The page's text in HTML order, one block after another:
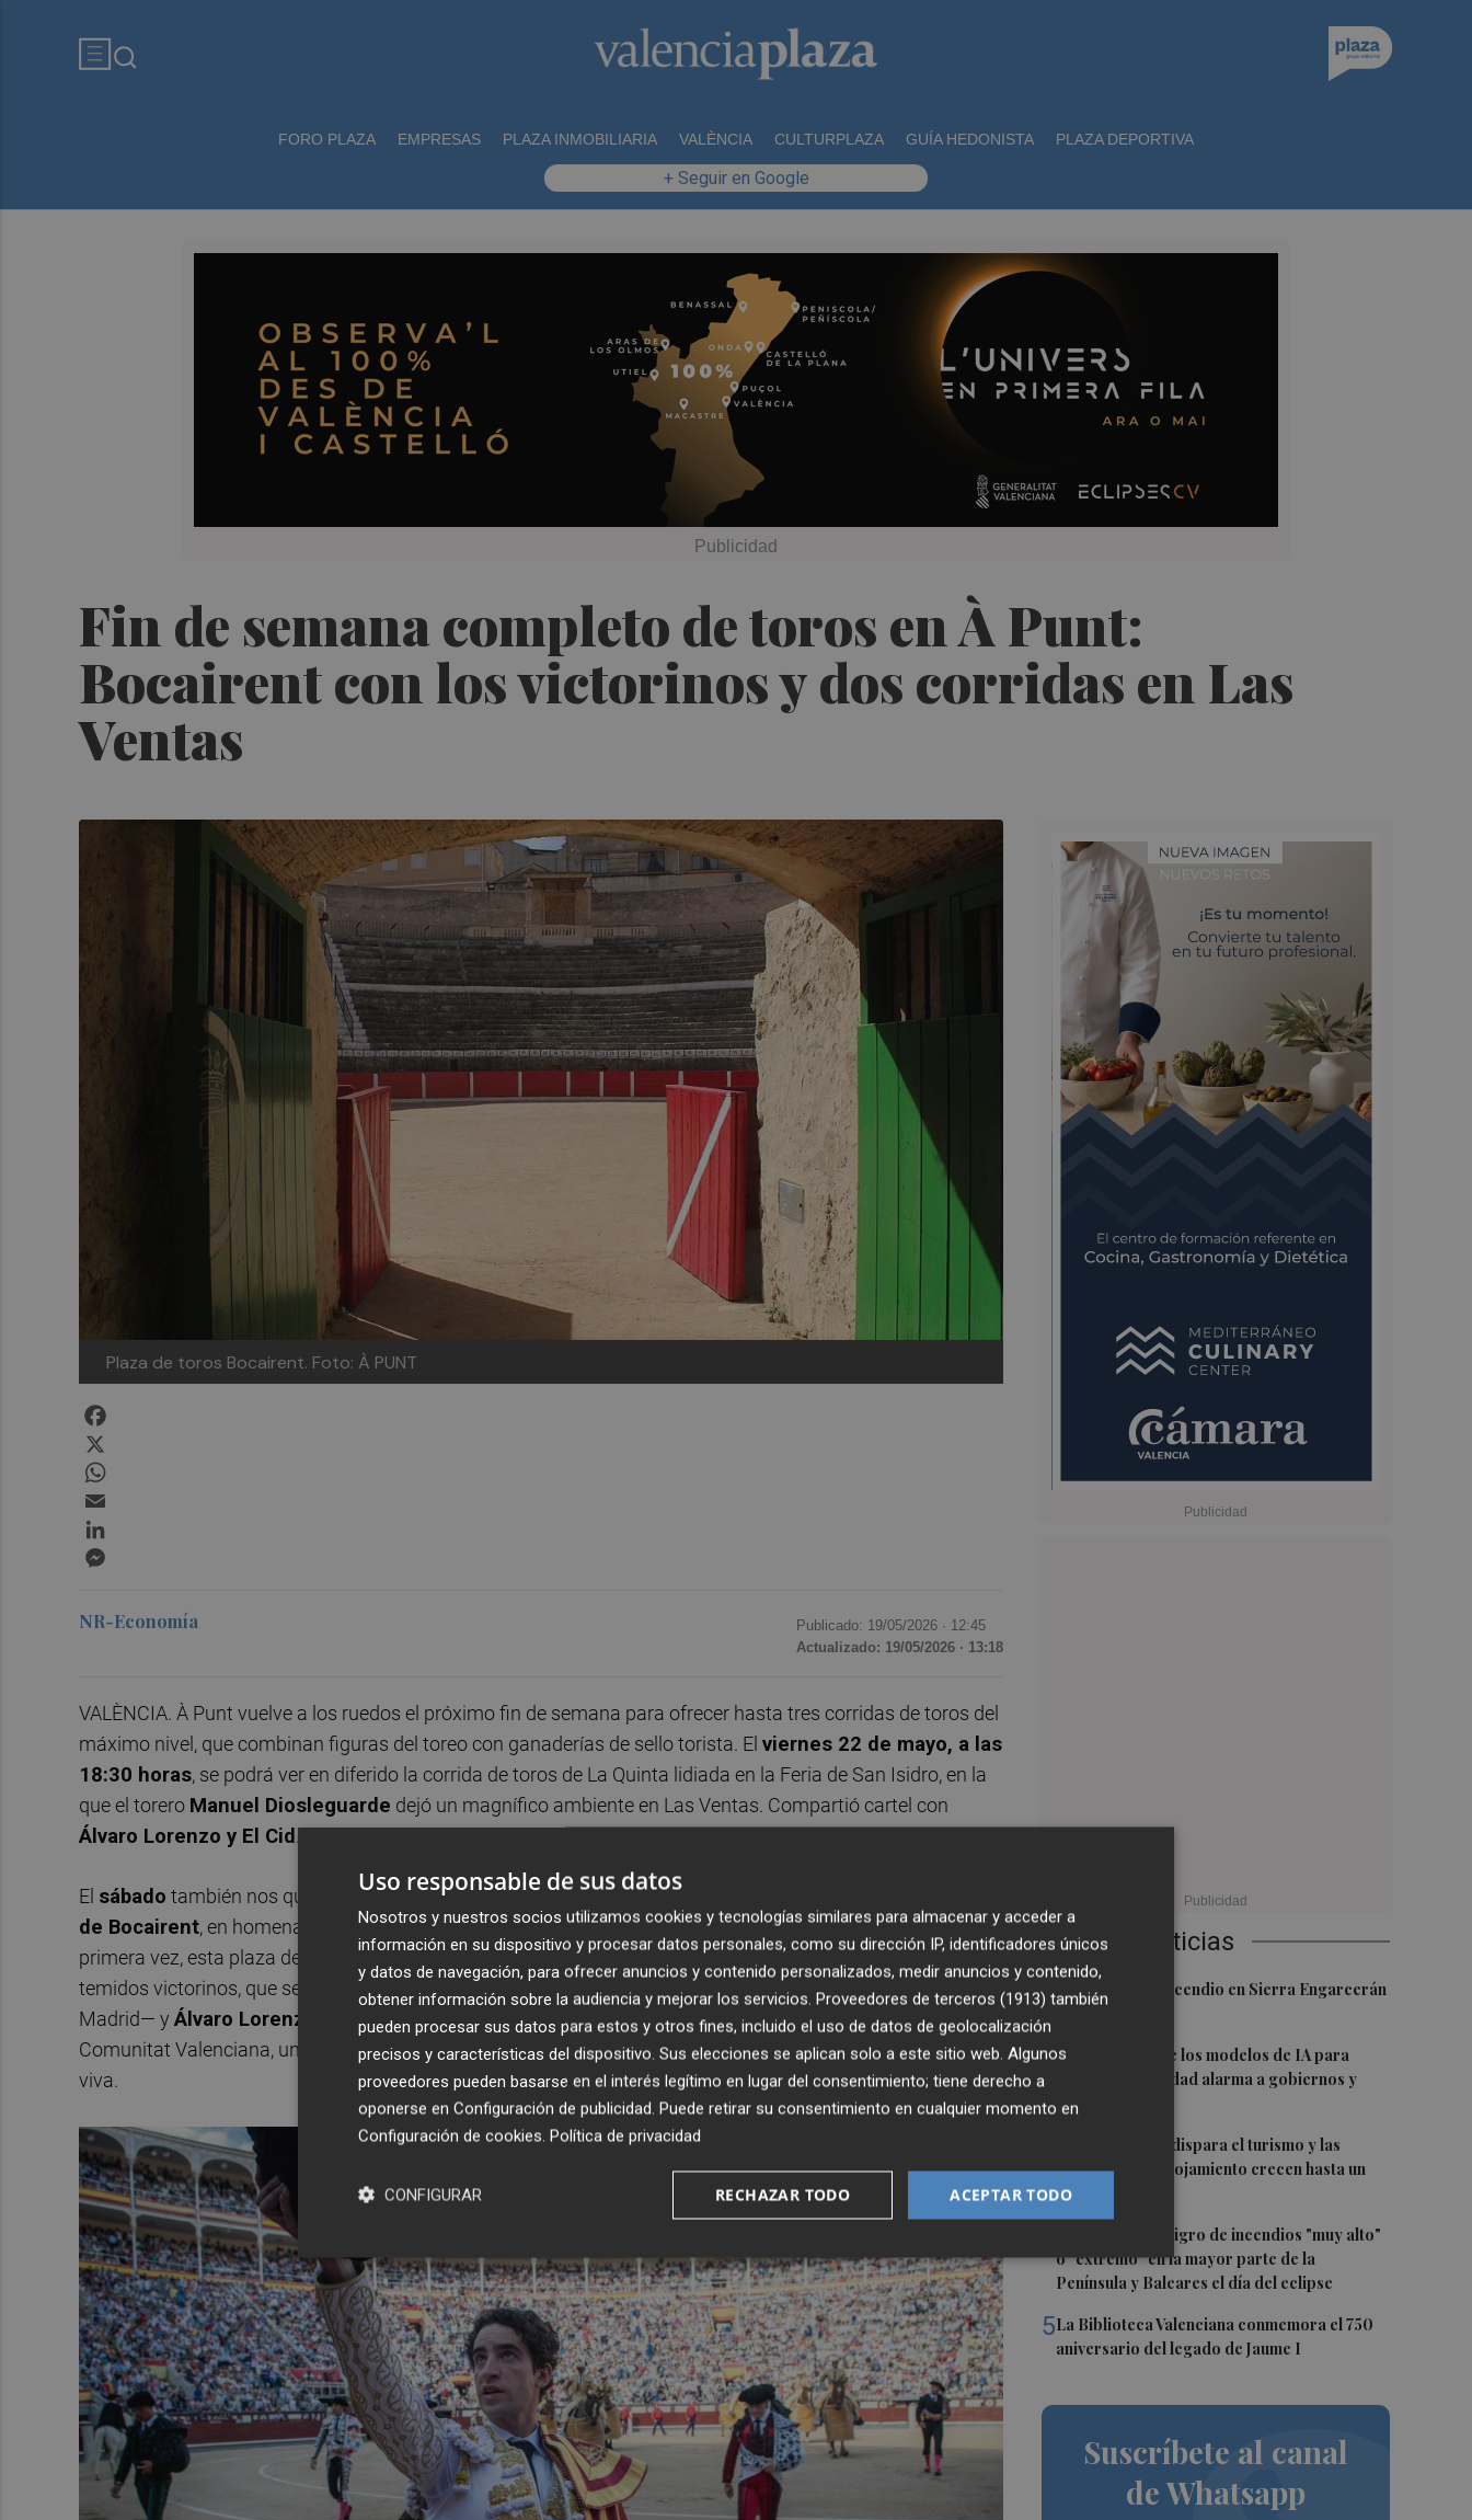
FORO PLAZA EMPRESAS PLAZA INMOBILIARIA VALÈNCIA CULTURPLAZA GUÍA HEDONISTA PLAZA DEPORTIVA
+ Seguir en Google
Fin de semana completo de toros en À Punt:
Bocairent con los victorinos y dos corridas en Las
Ventas
Plaza de toros Bocairent. Foto: À PUNT
Últimas Noticias
1 Controlado el incendio en Sierra Engarcerán
2La capacidad de los modelos de IA para
burlar la seguridad alarma a gobiernos y
empresas
El eclipse solar dispara el turismo y las
búsquedas de alojamiento crecen hasta un
500%
Aemet prevé peligro de incendios "muy alto"
o "extremo" en la mayor parte de la
Península y Baleares el día del eclipse
5La Biblioteca Valenciana conmemora el 750
aniversario del legado de Jaume I
Suscríbete al canal
de Whatsapp
NR-Economía Publicado: 19/05/2026 · 12:45
Actualizado: 19/05/2026 · 13:18
VALÈNCIA. À Punt vuelve a los ruedos el próximo fin de semana para ofrecer hasta tres corridas de toros del
máximo nivel, que combinan figuras del toreo con ganaderías de sello torista. El viernes 22 de mayo, a las
18:30 horas, se podrá ver en diferido la corrida de toros de La Quinta lidiada en la Feria de San Isidro, en la
que el torero Manuel Diosleguarde dejó un magnífico ambiente en Las Ventas. Compartió cartel con
Álvaro Lorenzo y El Cid.
El sábado también nos quedamos en casa para ser testigosa las 18:30 horas
de Bocairent, en homenaje al gran pintor valenciano por la temática taurina de parte de su obra. Por
primera vez, esta plaza de toros acogerá una corrida de la emblemática ganadería Victorino Martín, los
temidos victorinos, que serán lidiados por Rubén Pinar , el valenciano Román
—que llega tras triunfar en
Madrid— y Álvaro Lorenzo
. La plaza de toros de Bocairent, construida en 1843, es la más antigua de la
Comunitat Valenciana, un monumento de gran originalidad, ya que está excavada en gran parte en roca
viva.
Uso responsable de sus datos
Nosotros y nuestros socios utilizamos cookies y tecnologías similares para almacenar y acceder a
información en su dispositivo y procesar datos personales, como su dirección IP, identificadores únicos
y datos de navegación, para ofrecer anuncios y contenido personalizados, medir anuncios y contenido,
obtener información sobre la audiencia y mejorar los servicios. Proveedores de terceros (1913) también
pueden procesar sus datos para estos y otros fines, incluido el uso de datos de geolocalización
precisos y características del dispositivo. Sus elecciones se aplican solo a este sitio web. Algunos
proveedores pueden basarse en el interés legítimo en lugar del consentimiento; tiene derecho a
oponerse en Configuración de publicidad. Puede retirar su consentimiento en cualquier momento en
Configuración de cookies. Política de privacidad
ACEPTAR TODO
RECHAZAR TODO
CONFIGURAR